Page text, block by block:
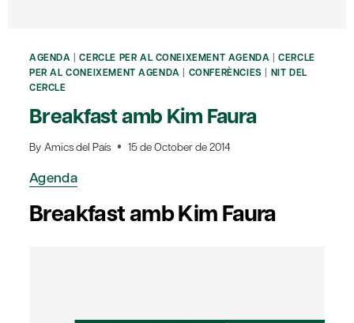
AGENDA |CERCLE PER AL CONEIXEMENT AGENDA |CERCLE
PER AL CONEIXEMENT AGENDA | CONFERÈNCIES | NIT DEL
CERCLE
Breakfast amb Kim Faura
By Amics del País 15 de October de 2014
Agenda
Breakfast amb Kim Faura